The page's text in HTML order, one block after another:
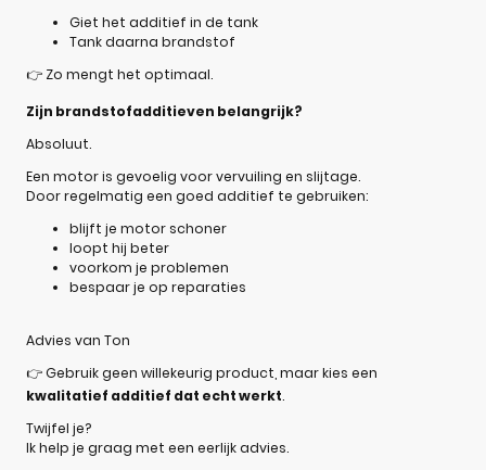
Giet het additief in de tank
Tank daarna brandstof
👉 Zo mengt het optimaal.
Zijn brandstofadditieven belangrijk?
Absoluut.
Een motor is gevoelig voor vervuiling en slijtage.
Door regelmatig een goed additief te gebruiken:
blijft je motor schoner
loopt hij beter
voorkom je problemen
bespaar je op reparaties
Advies van Ton
👉 Gebruik geen willekeurig product, maar kies een
kwalitatief additief dat echt werkt.
Twijfel je?
Ik help je graag met een eerlijk advies.